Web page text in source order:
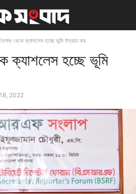
থেকে ক্যাশলেস হচ্ছে ভূমি উন্নয়ন কর
ক্যাশলেস হচ্ছে ভূমি
2022